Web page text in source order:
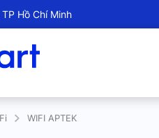
Hồ Chí Minh
WIFI APTEK